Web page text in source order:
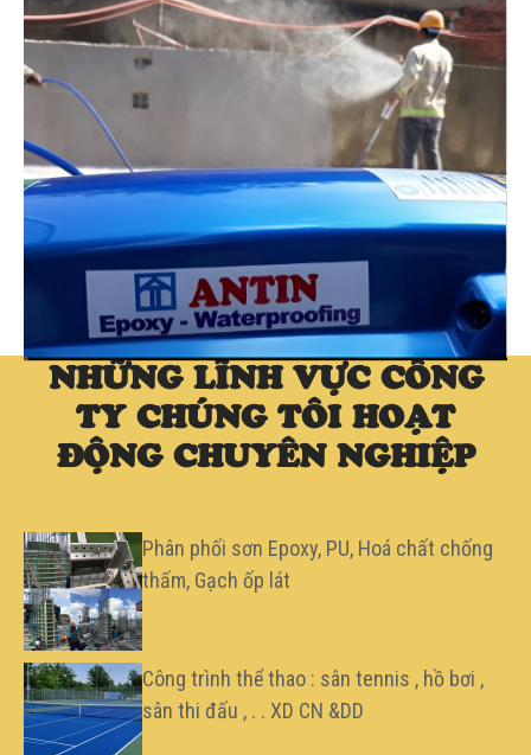
NHỮNG LĨNH VỰC CÔNG
TY CHÚNG TÔI HOẠT
ĐỘNG CHUYÊN NGHIỆP
Phân phối sơn Epoxy, PU, Hoá chất chống
thấm, Gạch ốp lát
Công trình thể thao : sân tennis , hồ bơi ,
sân thi đấu , . . XD CN &DD